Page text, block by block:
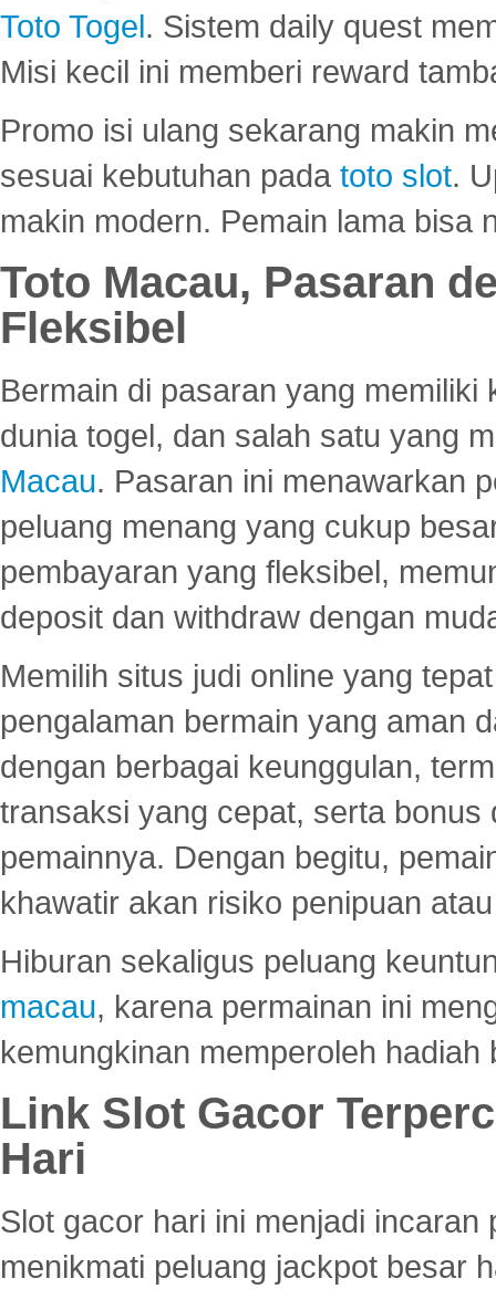
Toto Togel. Sistem daily quest
Misi kecil ini memberi reward
Promo isi ulang sekarang makin
sesuai kebutuhan pada toto slot.
makin modern. Pemain lama bisa
Toto Macau, Pasaran
Fleksibel
Bermain di pasaran yang
dunia togel, dan salah satu yang
Macau. Pasaran ini menawarkan
peluang menang yang cukup
pembayaran yang fleksibel,
deposit dan withdraw dengan
Memilih situs judi online yang
pengalaman bermain yang aman
dengan berbagai keunggulan,
transaksi yang cepat, serta
pemainnya. Dengan begitu,
khawatir akan risiko penipuan
Hiburan sekaligus peluang
macau, karena permainan ini
kemungkinan memperoleh hadiah
Link Slot Gacor
Hari
Slot gacor hari ini menjadi
menikmati peluang jackpot besar